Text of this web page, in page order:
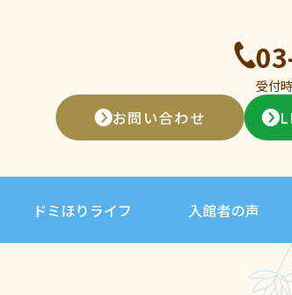
受付
お問い合わせ
ドミほりライフ 入館者の声